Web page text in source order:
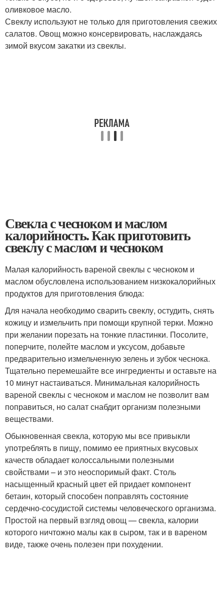
оливковое масло.
Свеклу используют не только для приготовления свежих
салатов. Овощ можно консервировать, наслаждаясь
зимой вкусом закатки из свеклы.
Свекла с чесноком и маслом
калорийность. Как приготовить
свеклу с маслом и чесноком
Малая калорийность вареной свеклы с чесноком и
маслом обусловлена использованием низкокалорийных
продуктов для приготовления блюда:
Для начала необходимо сварить свеклу, остудить, снять
кожицу и измельчить при помощи крупной терки. Можно
при желании порезать на тонкие пластинки. Посолите,
поперчите, полейте маслом и уксусом, добавьте
предварительно измельченную зелень и зубок чеснока.
Тщательно перемешайте все ингредиенты и оставьте на
10 минут настаиваться. Минимальная калорийность
вареной свеклы с чесноком и маслом не позволит вам
поправиться, но салат снабдит организм полезными
веществами.
Обыкновенная свекла, которую мы все привыкли
употреблять в пищу, помимо ее приятных вкусовых
качеств обладает колоссальными полезными
свойствами – и это неоспоримый факт. Столь
насыщенный красный цвет ей придает компонент
бетаин, который способен поправлять состояние
сердечно-сосудистой системы человеческого организма.
Простой на первый взгляд овощ — свекла, калории
которого ничтожно малы как в сыром, так и в вареном
виде, также очень полезен при похудении.